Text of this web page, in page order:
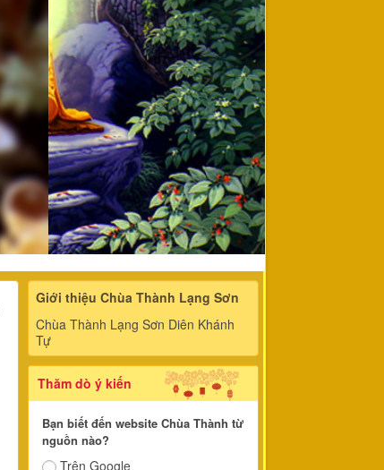
Giới thiệu Chùa Thành Lạng Sơn
Chùa Thành Lạng Sơn Diên Khánh
Tự
Thăm dò ý kiến
Bạn biết đến website Chùa Thành từ
nguồn nào?
Trên Google